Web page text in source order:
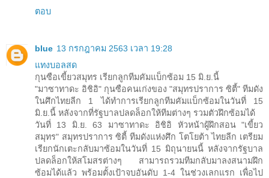
ตอบ
blue 13 กรกฎาคม 2563 เวลา 19:28
แทงบอลสด
กุนซือเขี้ยวสมุทร เรียกลูกทีมคัมแบ็กซ้อม 15 มิ.ย.นี้
"มาซาทาดะ อิชิอิ" กุนซือคนเก่งของ "สมุทรปราการ ซิตี้" ทีมดัง
ในศึกไทยลีก 1 ได้ทำการเรียกลูกทีมคัมแบ็กซ้อมในวันที่ 15
มิ.ย.นี้ หลังจากที่รัฐบาลปลดล็อกให้ทีมต่างๆ รวมตัวฝึกซ้อมได้
วันที่ 13 มิ.ย. 63 มาซาทาดะ อิชิอิ หัวหน้าผู้ฝึกสอน "เขี้ยว
สมุทร" สมุทรปราการ ซิตี้ ทีมดังแห่งศึก โตโยต้า ไทยลีก เตรียม
เรียกนักเตะกลับมาซ้อมในวันที่ 15 มิถุนายนนี้ หลังจากรัฐบาล
ปลดล็อกให้สโมสรต่างๆ สามารถรวมทีมกลับมาลงสนามฝึก
ซ้อมได้แล้ว พร้อมตั้งเป้าจบอันดับ 1-4 ในช่วงเลกแรก เพื่อไป